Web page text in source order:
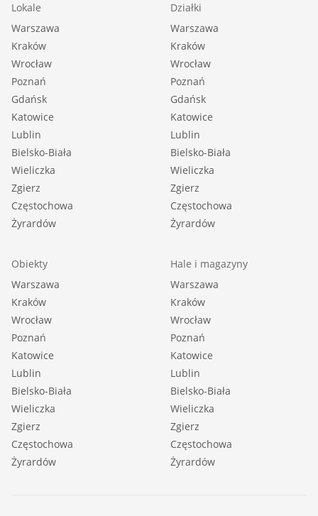
Lokale
Warszawa
Kraków
Wrocław
Poznań
Gdańsk
Katowice
Lublin
Bielsko-Biała
Wieliczka
Zgierz
Częstochowa
Żyrardów
Działki
Warszawa
Kraków
Wrocław
Poznań
Gdańsk
Katowice
Lublin
Bielsko-Biała
Wieliczka
Zgierz
Częstochowa
Żyrardów
Obiekty
Warszawa
Kraków
Wrocław
Poznań
Katowice
Lublin
Bielsko-Biała
Wieliczka
Zgierz
Częstochowa
Żyrardów
Hale i magazyny
Warszawa
Kraków
Wrocław
Poznań
Katowice
Lublin
Bielsko-Biała
Wieliczka
Zgierz
Częstochowa
Żyrardów